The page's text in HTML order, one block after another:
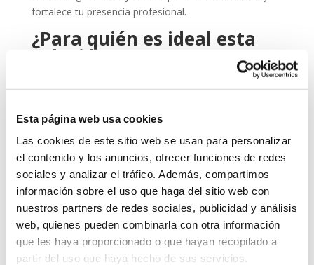
Esta página web usa cookies
Las cookies de este sitio web se usan para personalizar
el contenido y los anuncios, ofrecer funciones de redes
sociales y analizar el tráfico. Además, compartimos
información sobre el uso que haga del sitio web con
nuestros partners de redes sociales, publicidad y análisis
web, quienes pueden combinarla con otra información
que les haya proporcionado o que hayan recopilado a
partir del uso que haya hecho de sus servicios.
fortalece tu presencia profesional.
¿Para quién es ideal esta
solución?
más profesional.
Empresas con trabajadores híbridos o en remoto.
Equipos comerciales que necesitan agilidad y
movilidad.
Profesionales de sectores comomarketing
digital
, consultoría, formación o atención al cliente.
Sea cual sea tu perfil, lo importante es que cuentes